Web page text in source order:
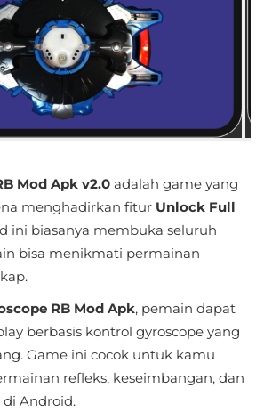
Mod Apk v2.0 adalah game yang
menghadirkan fitur Unlock Full
ini biasanya membuka seluruh
bisa menikmati permainan
RB Mod Apk, pemain dapat
berbasis kontrol gyroscope yang
Game ini cocok untuk kamu
refleks, keseimbangan, dan
Android.